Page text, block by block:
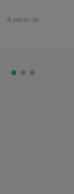
A partir de